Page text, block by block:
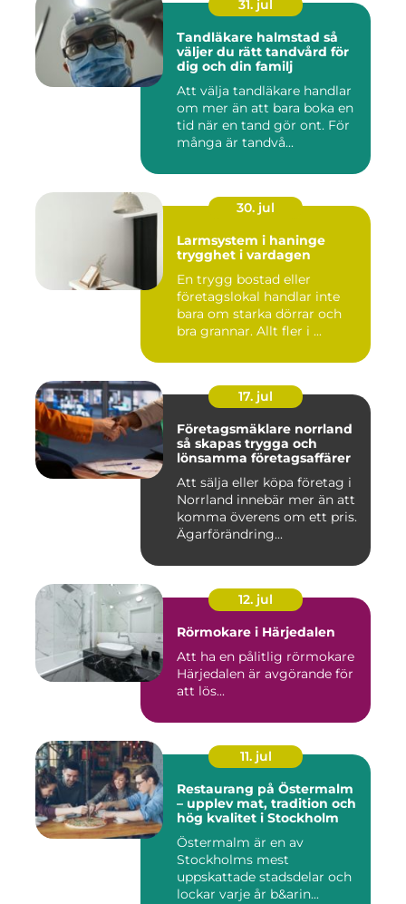
31. jul
Tandläkare halmstad så
väljer du rätt tandvård för
dig och din familj
Att välja tandläkare handlar
om mer än att bara boka en
tid när en tand gör ont. För
många är tandvå...
30. jul
Larmsystem i haninge
trygghet i vardagen
En trygg bostad eller
företagslokal handlar inte
bara om starka dörrar och
bra grannar. Allt fler i ...
17. jul
Företagsmäklare norrland
så skapas trygga och
lönsamma företagsaffärer
Att sälja eller köpa företag i
Norrland innebär mer än att
komma överens om ett pris.
Ägarförändring...
12. jul
Rörmokare i Härjedalen
Att ha en pålitlig rörmokare
Härjedalen är avgörande för
att lös...
11. jul
Restaurang på Östermalm
– upplev mat, tradition och
hög kvalitet i Stockholm
Östermalm är en av
Stockholms mest
uppskattade stadsdelar och
lockar varje år b&arin...